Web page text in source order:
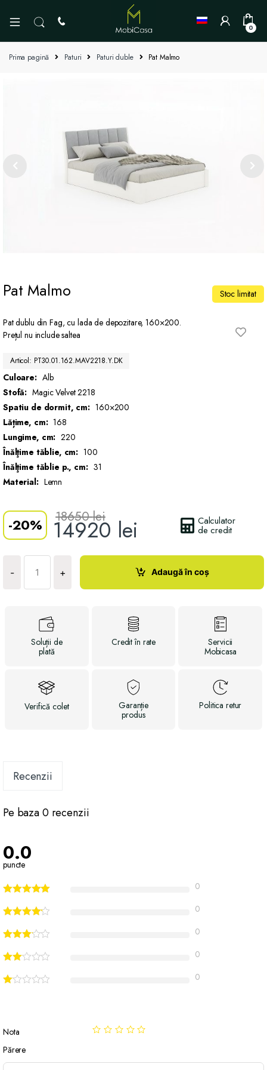
0
Prima pagină Paturi Paturi duble Pat Malmo
Pat Malmo
Pat dublu din Fag, cu lada de depozitare, 160×200.
Prețul nu include saltea
Articol: PT30.01.162.MAV2218.Y.DK
Culoare: Alb
Stofă: Magic Velvet 2218
Spatiu de dormit, cm: 160×200
Lățime, cm: 168
Lungime, cm: 220
Înălţime tăblie, cm: 100
Înălţime tăblie p., cm: 31
Material: Lemn
-20% 14920 lei
18650lei Calculator
de credit
Stoc limitat
-
Cantitate
Pat
+ Adaugă în coș
Soluții de
plată
Creditîn rate
Servicii
Mobicasa
Verificăcolet
Garanție
produs
Politicaretur
Recenzii
Pe baza 0 recenzii
0.0
puncte
0
0
0
0
0
Nota
Părere